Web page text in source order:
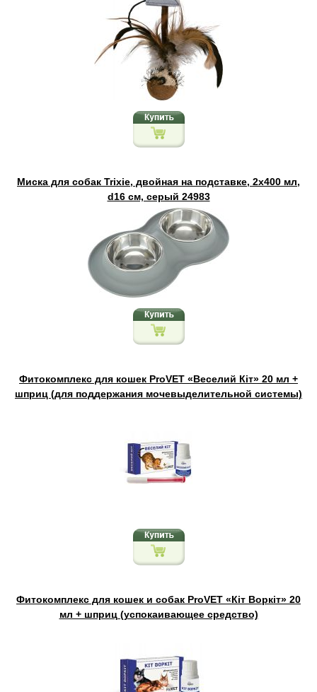
Миска для собак Trixie, двойная на подставке, 2х400 мл,
d16 см, серый 24983
Фитокомплекс для кошек ProVET «Веселий Кіт» 20 мл +
шприц (для поддержания мочевыделительной системы)
Фитокомплекс для кошек и собак ProVET «Кіт Воркіт» 20
мл + шприц (успокаивающее средство)